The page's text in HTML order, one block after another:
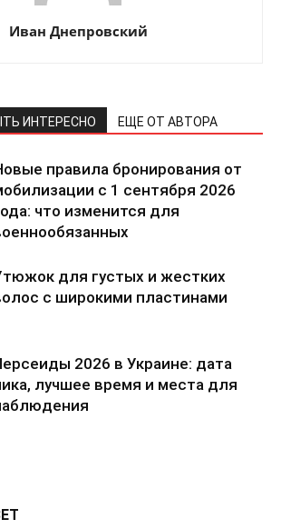
Иван Днепровский
ИНТЕРЕСНО ЕЩЕ ОТ АВТОРА
правила бронирования от
с 1 сентября 2026
что изменится для
для густых и жестких
с широкими пластинами
2026 в Украине: дата
лучшее время и места для